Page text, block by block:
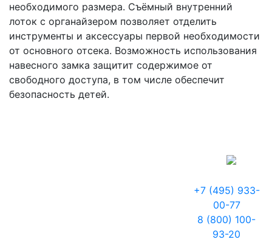
необходимого размера. Съёмный внутренний
лоток с органайзером позволяет отделить
инструменты и аксессуары первой необходимости
от основного отсека. Возможность использования
навесного замка защитит содержимое от
свободного доступа, в том числе обеспечит
безопасность детей.
+7 (495) 933-
00-77
8 (800) 100-
93-20